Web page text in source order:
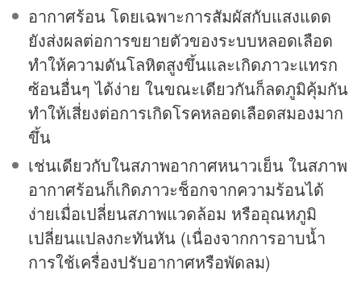
อากาศร้อน โดยเฉพาะการสัมผัสกับแสงแดด
ยังส่งผลต่อการขยายตัวของระบบหลอดเลือด
ทำให้ความดันโลหิตสูงขึ้นและเกิดภาวะแทรก
ซ้อนอื่นๆ ได้ง่าย ในขณะเดียวกันก็ลดภูมิคุ้มกัน
ทำให้เสี่ยงต่อการเกิดโรคหลอดเลือดสมองมาก
ขึ้น
เช่นเดียวกับในสภาพอากาศหนาวเย็น ในสภาพ
อากาศร้อนก็เกิดภาวะช็อกจากความร้อนได้
ง่ายเมื่อเปลี่ยนสภาพแวดล้อม หรืออุณหภูมิ
เปลี่ยนแปลงกะทันหัน (เนื่องจากการอาบน้ำ
การใช้เครื่องปรับอากาศหรือพัดลม)